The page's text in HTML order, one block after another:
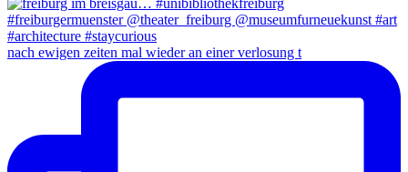
nach ewigen zeiten mal wieder an einer verlosung t